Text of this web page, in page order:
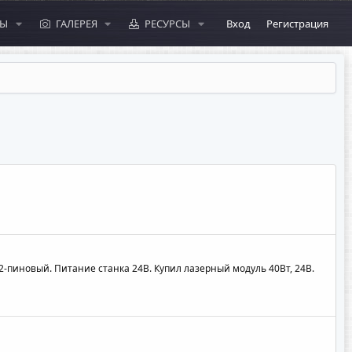
ГАЛЕРЕЯ РЕСУРСЫ Вход Регистрация
пиновый. Питание станка 24В. Купил лазерный модуль 40Вт, 24В.